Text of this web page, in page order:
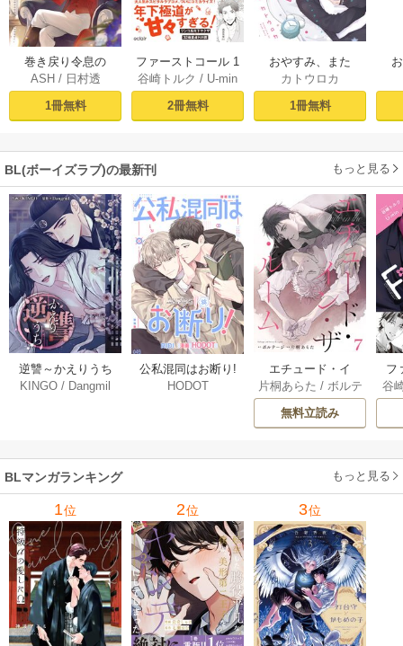
巻き戻り令息の
脱・悪役計画１
ASH / 日村透
1冊無料
ファーストコール 1
～童貞外科医、年
下ヤクザの嫁にさ
れそうです！～
ア限定描き下ろし
谷崎トルク / U-min
2冊無料
おやすみ、また
ね。ましろくん。
【電子限定漫画付
き】
カトウロカ
1冊無料
BL(ボーイズラブ)の最新刊 もっと見る
逆讐～かえりうち
～【タテヨミ】 36
KINGO / Dangmil
公私混同はお断り!
【タテヨミ】 67巻
HODOT
エチュード・イ
ン・ザ・ルーム[Blu
Mellow] 7巻
片桐あらた / ボルテ
ージ
無料立読み
フ
～
ア
谷
BLマンガランキング もっと見る
1位 2位 3位